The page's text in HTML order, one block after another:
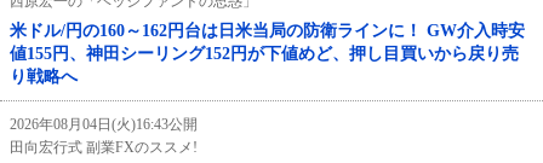
米ドル/円の160～162円台は日米当局の防衛ラインに！ GW介入時安
値155円、神田シーリング152円が下値めど、押し目買いから戻り売
り戦略へ
2026年08月04日(火)16:43公開
田向宏行式 副業FXのススメ!